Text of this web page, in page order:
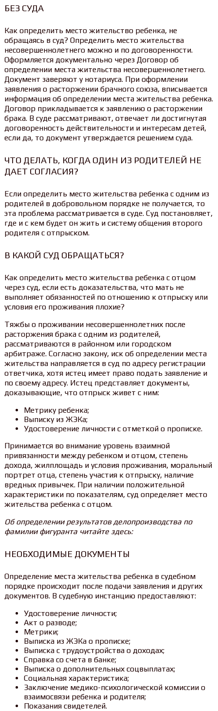
БЕЗ СУДА
Как определить место жительство ребенка, не
обращаясь в суд? Определить место жительства
несовершеннолетнего можно и по договоренности.
Оформляется документально через Договор об
определении места жительства несовершеннолетнего.
Документ заверяют у нотариуса. При оформлении
заявления о расторжении брачного союза, вписывается
информация об определении места жительства ребенка.
Договор прикладывается к заявлению о расторжении
брака. В суде рассматривают, отвечает ли достигнутая
договоренность действительности и интересам детей,
если да, то документ утверждается решением суда.
ЧТО ДЕЛАТЬ, КОГДА ОДИН ИЗ РОДИТЕЛЕЙ НЕ
ДАЕТ СОГЛАСИЯ?
Если определить место жительства ребенка с одним из
родителей в добровольном порядке не получается, то
эта проблема рассматривается в суде. Суд постановляет,
где и с кем будет он жить и систему общения второго
родителя с отпрыском.
В КАКОЙ СУД ОБРАЩАТЬСЯ?
Как определить место жительства ребенка с отцом
через суд, если есть доказательства, что мать не
выполняет обязанностей по отношению к отпрыску или
условия его проживания плохие?
Тяжбы о проживании несовершеннолетних после
расторжения брака с одним из родителей,
рассматриваются в районном или городском
арбитраже. Согласно закону, иск об определении места
жительства направляется в суд по адресу регистрации
ответчика, хотя истец имеет право подать заявление и
по своему адресу. Истец представляет документы,
доказывающие, что отпрыск живет с ним:
Метрику ребенка;
Выписку из ЖЭКа;
Удостоверение личности с отметкой о прописке.
Принимается во внимание уровень взаимной
привязанности между ребенком и отцом, степень
дохода, жилплощадь и условия проживания, моральный
портрет отца, степень участия к отпрыску, наличие
вредных привычек. При наличии положительной
характеристики по показателям, суд определяет место
жительства ребенка с отцом.
Об определении результатов делопроизводства по
фамилии фигуранта читайте здесь:
НЕОБХОДИМЫЕ ДОКУМЕНТЫ
Определение места жительства ребенка в судебном
порядке происходит после подачи заявления и других
документов. В судебную инстанцию предоставляют:
Удостоверение личности;
Акт о разводе;
Метрики;
Выписка из ЖЭКа о прописке;
Выписка с трудоустройства о доходах;
Справка со счета в банке;
Выписка о дополнительных соцвыплатах;
Социальная характеристика;
Заключение медико-психологической комиссии о
взаимосвязи ребенка и родителя;
Показания свидетелей.